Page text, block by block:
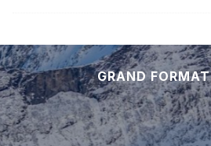
GRAND FORMAT